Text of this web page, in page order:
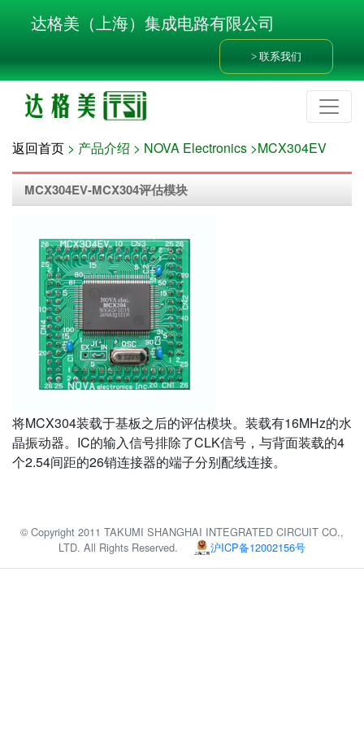
达格美（上海）集成电路有限公司
联系我们
返回首页 > 产品介绍 > NOVA Electronics >MCX304EV
MCX304EV-MCX304评估模块
将MCX304装载于基板之后的评估模块。装载有16MHz的水
晶振动器。IC的输入信号排除了CLK信号，与背面装载的4
个2.54间距的26销连接器的端子分别配线连接。
© Copyright 2011 TAKUMI SHANGHAI INTEGRATED CIRCUIT CO.,
LTD. All Rights Reserved.
沪ICP备12002156号